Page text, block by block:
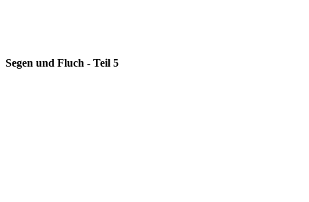
Segen und Fluch - Teil 5